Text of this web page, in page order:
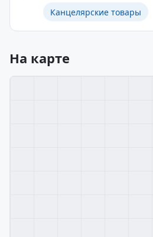
Канцелярские товары
На карте